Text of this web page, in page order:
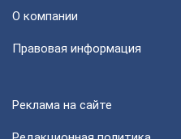
О компании
Правовая информация
Реклама на сайте